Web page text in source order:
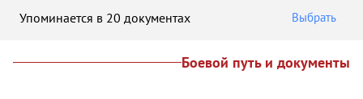
Упоминается в 20 документах Выбрать
Боевой путь и документы